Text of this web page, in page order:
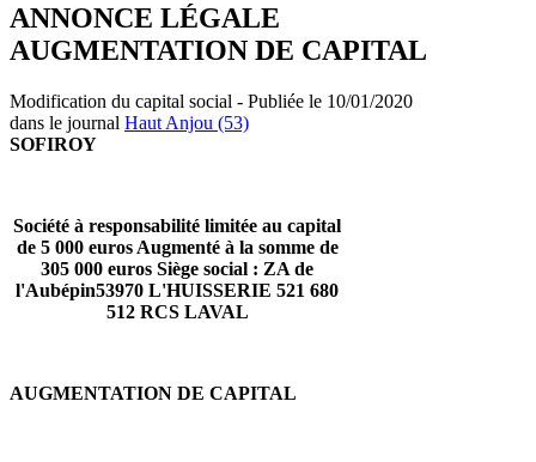
ANNONCE LÉGALE
AUGMENTATION DE CAPITAL
Modification du capital social - Publiée le 10/01/2020
dans le journal Haut Anjou (53)
SOFIROY
Société à responsabilité limitée au capital
de 5 000 euros Augmenté à la somme de
305 000 euros Siège social : ZA de
l'Aubépin53970 L'HUISSERIE 521 680
512 RCS LAVAL
AUGMENTATION DE CAPITAL